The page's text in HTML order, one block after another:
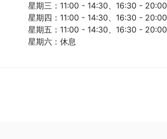
星期三：11:00 - 14:30、16:30 - 20:00
星期四：11:00 - 14:30、16:30 - 20:00
星期五：11:00 - 14:30、16:30 - 20:00
星期六：休息